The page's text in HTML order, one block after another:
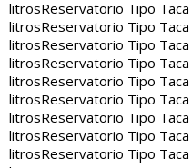
litrosReservatorio Tipo Taca
litrosReservatorio Tipo Taca
litrosReservatorio Tipo Taca
litrosReservatorio Tipo Taca
litrosReservatorio Tipo Taca
litrosReservatorio Tipo Taca
litrosReservatorio Tipo Taca
litrosReservatorio Tipo Taca
litrosReservatorio Tipo Taca